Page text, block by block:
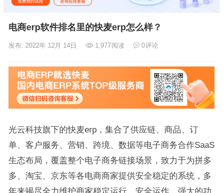
电商erp软件排名里的快麦erp怎么样？
发布: 2022年 12月 14日 1,977阅读 0评论
光云科技旗下的快麦erp，集合了供应链、商品、订
单、客户服务、营销、跨境、数据等电子商务合作SaaS
生态布局，覆盖整个电子商务链接场景，致力于为拼多
多、淘宝、京东等各电商商家提供安全稳定的系统，多
年来竭尽全力维护商家稳定运行，安全运作。强大的功